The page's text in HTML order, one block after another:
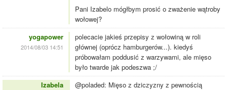
Pani Izabelo mógłbym prosić o zważenie wątroby
wołowej?
yogapower
2014/08/03 14:51
polecacie jakieś przepisy z wołowiną w roli
głównej (oprócz hamburgerów...). kiedyś
próbowałam poddusić z warzywami, ale mięso
było twarde jak podeszwa ;/
Izabela
@poladed: Mięso z dziczyzny z pewnością